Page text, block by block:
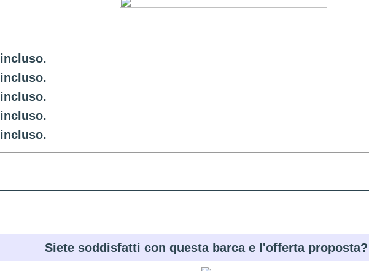
incluso.
incluso.
incluso.
incluso.
incluso.
Siete soddisfatti con questa barca e l'offerta proposta?